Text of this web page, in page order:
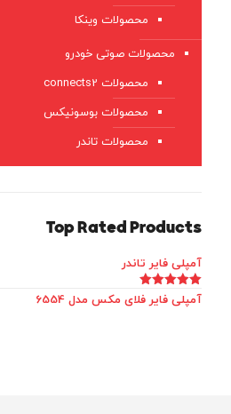
محصولات وینکا
محصولات صوتی خودرو
محصولات connects2
محصولات بوسونیکس
محصولات تاندر
Top Rated Products
آمپلی فایر تاندر
امتیاز
5.00
از 5
آمپلی فایر فلای مکس مدل 6554